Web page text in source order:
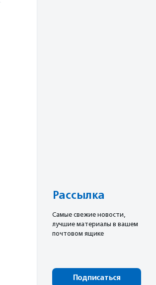
Рассылка
Cамые свежие новости,
лучшие материалы в вашем
почтовом ящике
Подписаться